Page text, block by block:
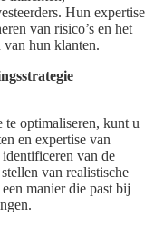
Hun expertise
van risico’s en het
van hun klanten.
optimaliseren, kunt u
en expertise van
van de
van realistische
manier die past bij